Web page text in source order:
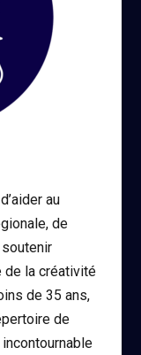
au
de
de la créativité
de 35 ans,
de